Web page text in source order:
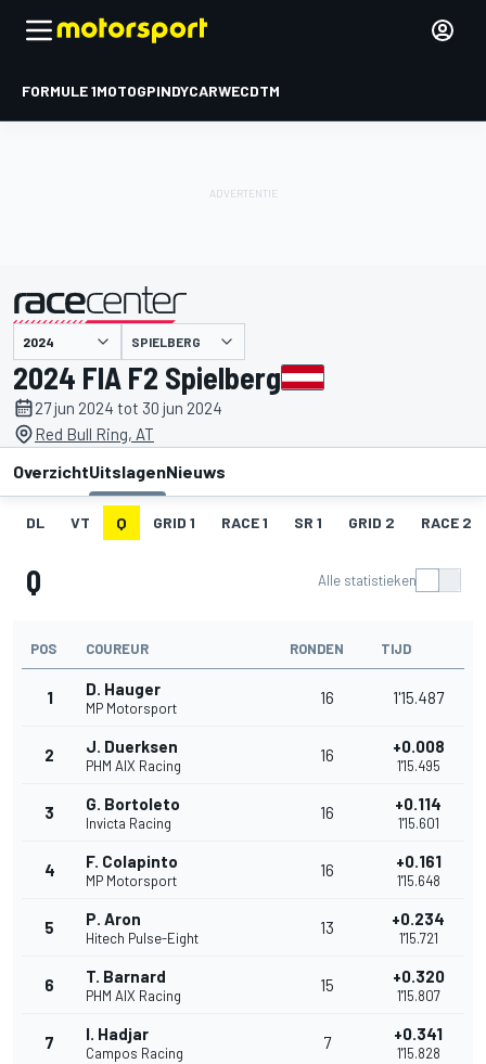
FORMULE 1MOTOGPINDYCARWECDTM
gepresenteerd door SPIELBERG
2024 FIA F2 Spielberg
27 jun 2024 tot 30 jun 2024
Red Bull Ring, AT
OverzichtUitslagenNieuws
DL VT Q GRID 1 RACE 1 SR 1 GRID 2 RACE 2
Q Alle statistieken
POS COUREUR RONDEN TIJD
1 D. Hauger
MP Motorsport
16 1'15.487
2 J. Duerksen
PHM AIX Racing
16 +0.008
1'15.495
3 G. Bortoleto
Invicta Racing
16 +0.114
1'15.601
4 F. Colapinto
MP Motorsport
16 +0.161
1'15.648
5 P. Aron
Hitech Pulse-Eight
13 +0.234
1'15.721
6 T. Barnard
PHM AIX Racing
15 +0.320
1'15.807
7 I. Hadjar
Campos Racing
7 +0.341
1'15.828